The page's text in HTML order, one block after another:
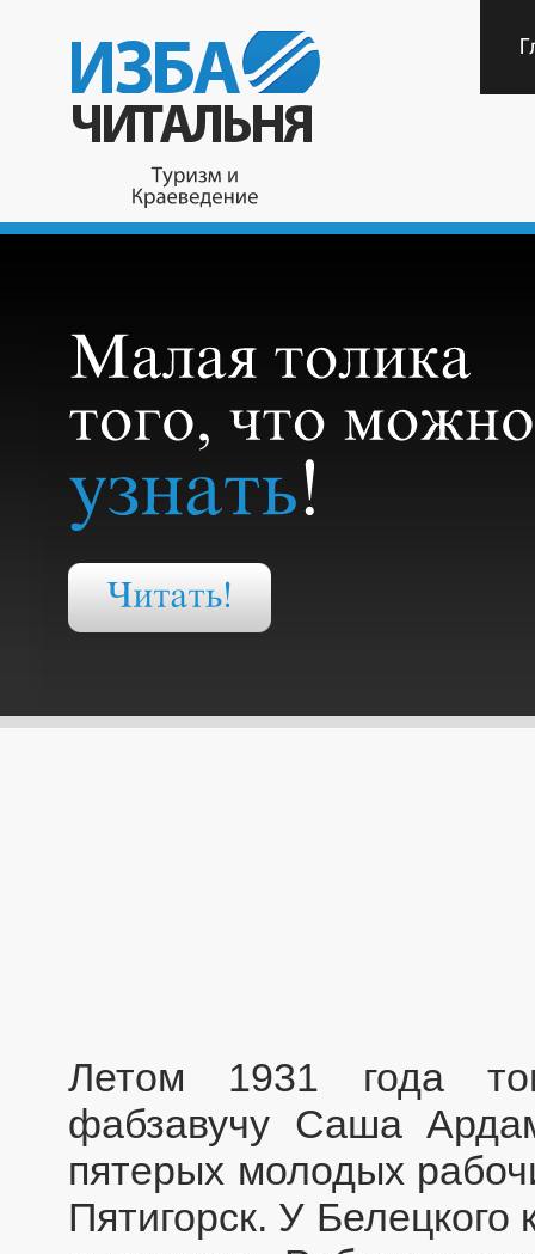
Летом 1931 года
фабзавучу Саша
пятерых молодых
Пятигорск. У